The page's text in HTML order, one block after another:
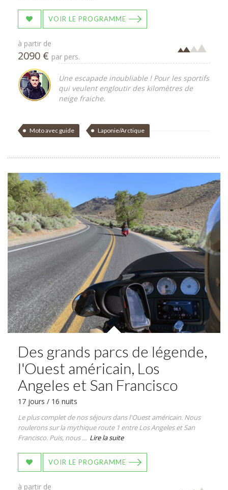
VOIR LE PROGRAMME
à partir de
2090 € par pers.
Une escapade inoubliable ! Pour les sportifs
qui veulent engloutir des kilomètres de
neige fraiche.
Moto avec guide Laponie/Arctique
Des grands parcs de légende,
l'Ouest américain, Los
Angeles et San Francisco
17 jours / 16 nuits
Le plus complet de nos séjours dans l'Ouest américain. Nous
roulerons sur la mythique route 1 entre Los Angeles et San
Francisco. Puis, nous ... Lire la suite
VOIR LE PROGRAMME
à partir de